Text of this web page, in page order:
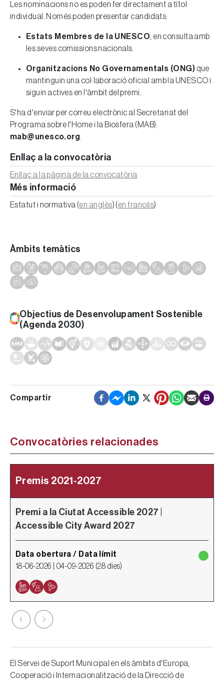
Les nominacions no es poden fer directament a títol
individual. Només poden presentar candidats:
Estats Membres de la UNESCO , en consulta amb
les seves comissions nacionals.
Organitzacions No Governamentals (ONG) que
mantinguin una col·laboració oficial amb la UNESCO i
siguin actives en l'àmbit del premi.
S'ha d'enviar per correu electrònic al Secretariat del
Programa sobre l'Home i la Biosfera (MAB):
mab@unesco.org
Enllaç a la convocatòria
Enllaç a la pàgina de la convocatòria
Més informació
Estatut i normativa (en anglès) (en francès)
Àmbits temàtics
Objectius de Desenvolupament Sostenible
(Agenda 2030)
Convocatòries relacionades
Premis 2021-2027
Premi a la Ciutat Accessible 2027 |
Accessible City Award 2027
Data obertura / Data límit
18-06-2026 | 04-09-2026 (28 dies)
El Servei de Suport Municipal en els àmbits d'Europa,
Cooperació i Internacionalització de la Direcció de